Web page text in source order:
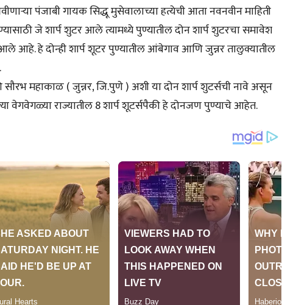
पंजाबी गायक सिद्धू मुसेवालाच्या हत्येची आता नवनवीन माहिती
जे शार्प शुटर आले त्यामध्ये पुण्यातील दोन शार्प शुटरचा समावेश
आहे. हे दोन्ही शार्प शूटर पुण्यातील आंबेगाव आणि जुन्नर तालुक्यातील
महाकाळ ( जुन्नर, जि.पुणे ) अशी या दोन शार्प शुटर्सची नावे असून
वेगवेगळ्या राज्यातील 8 शार्प शूटर्सपैकी हे दोनजण पुण्याचे आहेत.